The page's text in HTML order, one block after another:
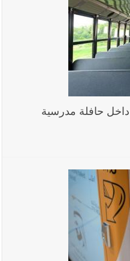
أحد العسكريين بجروح طفيفة
للجيش في بلدة المنصوري -
صوتية باتجاه جرافة للجيش
الألم؟ وإلى متى تستمر هذه
داخل حافلة مدرسية